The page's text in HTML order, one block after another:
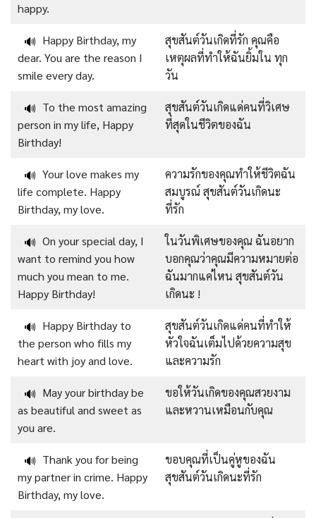
happy.
🔊 Happy Birthday, my
dear. You are the reason I
smile every day.
สุขสันต์วันเกิดที่รัก คุณคือ
เหตุผลที่ทำให้ฉันยิ้มใน ทุก
วัน
🔊 To the most amazing
person in my life, Happy
Birthday!
สุขสันต์วันเกิดแด่คนที่วิเศษ
ที่สุดในชีวิตของฉัน
🔊 Your love makes my
life complete. Happy
Birthday, my love.
ความรักของคุณทำให้ชีวิตฉัน
สมบูรณ์ สุขสันต์วันเกิดนะ
ที่รัก
🔊 On your special day, I
want to remind you how
much you mean to me.
Happy Birthday!
ในวันพิเศษของคุณ ฉันอยาก
บอกคุณว่าคุณมีความหมายต่อ
ฉันมากแค่ไหน สุขสันต์วัน
เกิดนะ !
🔊 Happy Birthday to
the person who fills my
heart with joy and love.
สุขสันต์วันเกิดแด่คนที่ทำให้
หัวใจฉันเต็มไปด้วยความสุข
และความรัก
🔊 May your birthday be
as beautiful and sweet as
you are.
ขอให้วันเกิดของคุณสวยงาม
และหวานเหมือนกับคุณ
🔊 Thank you for being
my partner in crime. Happy
Birthday, my love.
ขอบคุณที่เป็นคู่หูของฉัน
สุขสันต์วันเกิดนะที่รัก